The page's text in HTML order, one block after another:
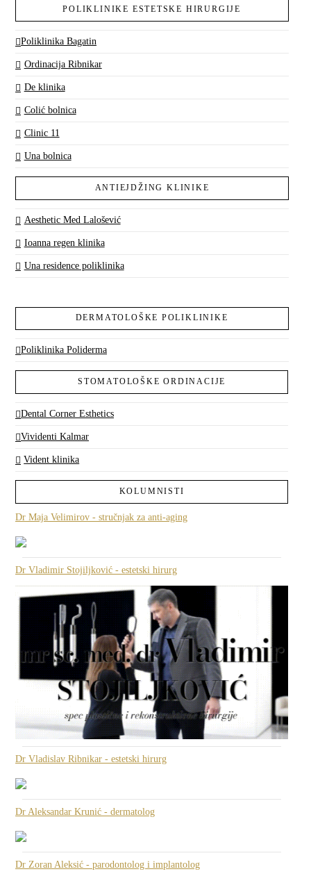
POLIKLINIKE ESTETSKE HIRURGIJE
Poliklinika Bagatin
Ordinacija Ribnikar
De klinika
Colić bolnica
Clinic 11
Una bolnica
ANTIEJDŽING KLINIKE
Aesthetic Med Lalošević
Ioanna regen klinika
Una residence poliklinika
DERMATOLOŠKE POLIKLINIKE
Poliklinika Poliderma
STOMATOLOŠKE ORDINACIJE
Dental Corner Esthetics
Vividenti Kalmar
Vident klinika
KOLUMNISTI
Dr Maja Velimirov - stručnjak za anti-aging
Dr Vladimir Stojiljković - estetski hirurg
Dr Vladislav Ribnikar - estetski hirurg
Dr Aleksandar Krunić - dermatolog
Dr Zoran Aleksić - parodontolog i implantolog